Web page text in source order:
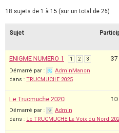
18 sujets de 1 à 15 (sur un total de 26)
Sujet
ENIGME NUMERO 1 1 2 3
Démarré par :
AdminManon
dans : TRUCMUCHE 2025
37
Le Trucmuche 2020
Démarré par :
Admin
dans : Le TRUCMUCHE La Voix du Nord
10